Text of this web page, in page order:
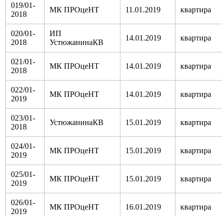
019/01-
2018
МК ПРОцеНТ 11.01.2019 квартира
020/01-
2018
ИП
УстюжанинаКВ
14.01.2019 квартира
021/01-
2018
МК ПРОцеНТ 14.01.2019 квартира
022/01-
2019
МК ПРОцеНТ 14.01.2019 квартира
023/01-
2018
УстюжанинаКВ 15.01.2019 квартира
024/01-
2019
МК ПРОцеНТ 15.01.2019 квартира
025/01-
2019
МК ПРОцеНТ 15.01.2019 квартира
026/01-
2019
МК ПРОцеНТ 16.01.2019 квартира